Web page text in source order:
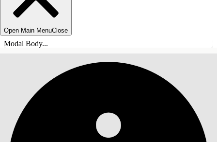
Open Main MenuClose
Modal Body...
INHALT